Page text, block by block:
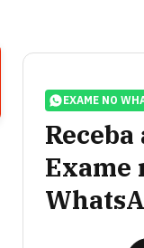
EXAME NO
Exame